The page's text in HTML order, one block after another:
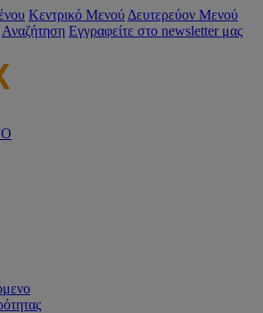
Κεντρικό Μενού Δευτερεύον Μενού
Αναζήτηση Εγγραφείτε στο newsletter μας